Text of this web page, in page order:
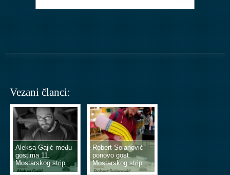
Vezani članci:
Aleksa Gajić među
gostima 11.
Mostarskog strip
vikenda
Robert Solanović
ponovo gost
Mostarskog strip
vikenda